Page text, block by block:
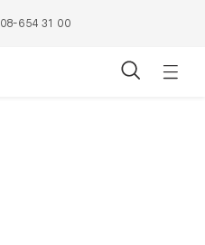
08-654 31 00